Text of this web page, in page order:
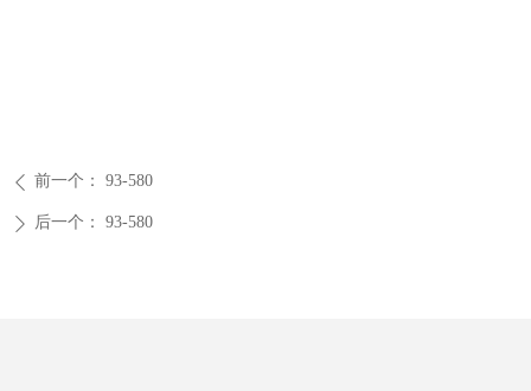
ꄴ 前一个： 93-580
ꄲ 后一个： 93-580